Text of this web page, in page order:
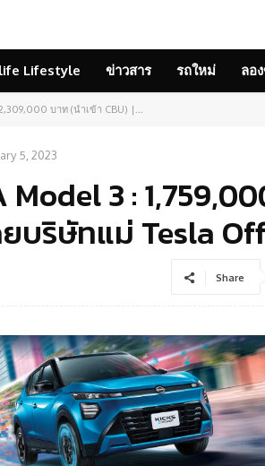
Lifestyle ข่าวสาร รถใหม่ ลอ
บาท (นำเข้า CBU) |...
5, 2023
Model 3 :
ยบริษัทแม่ Tesla
Share